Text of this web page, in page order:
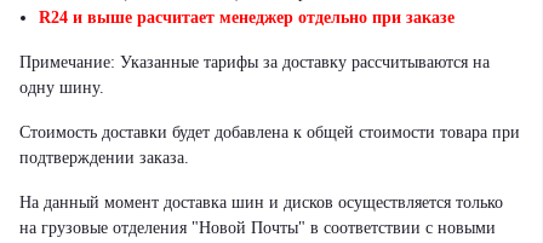
R24 и выше расчитает менеджер отдельно при заказе
Примечание: Указанные тарифы за доставку рассчитываются на
одну шину.
Стоимость доставки будет добавлена к общей стоимости товара при
подтверждении заказа.
На данный момент доставка шин и дисков осуществляется только
на грузовые отделения "Новой Почты" в соответствии с новыми